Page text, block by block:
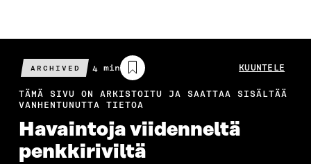
ARCHIVED
Arvioitu
lukuaika
4 min KUUNTELE
TÄMÄ SIVU ON ARKISTOITU JA SAATTAA SISÄLTÄÄ
VANHENTUNUTTA TIETOA
Havaintoja viidenneltä
penkkiriviltä